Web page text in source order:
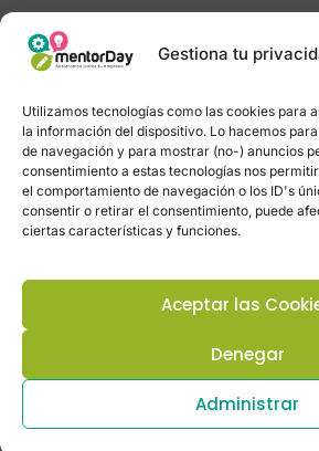
Gestiona tu
Utilizamos tecnologías como las cookies para
la información del dispositivo. Lo hacemos
de navegación y para mostrar (no-) anuncios
consentimiento a estas tecnologías nos
el comportamiento de navegación o los ID's
consentir o retirar el consentimiento, puede
ciertas características y funciones.
Aceptar las
Denegar
Administrar